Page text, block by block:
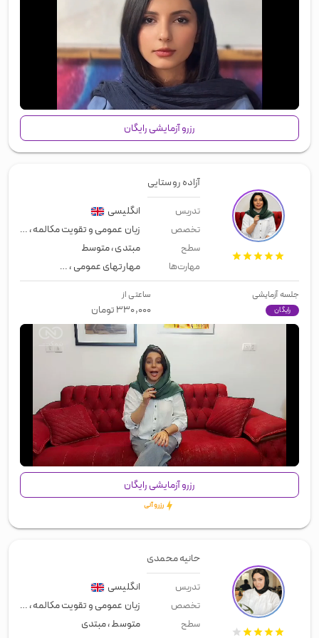
00:00/00:43
رزرو آزمایشی رایگان
آزاده روستایی
تدریس انگلیسی
تخصص زبان عمومی و تقویت مکالمه،
سطح مبتدی،متوسط
مهارت‌ها مهارتهای عمومی،زبان عمومی
جلسه آزمایشی
رایگان
ساعتی از
۳۳۰,۰۰۰تومان
00:00/01:39
رزرو آزمایشی رایگان
رزرو آنی
حانیه محمدی
تدریس انگلیسی
تخصص زبان عمومی و تقویت مکالمه،معلم
سطح متوسط،مبتدی